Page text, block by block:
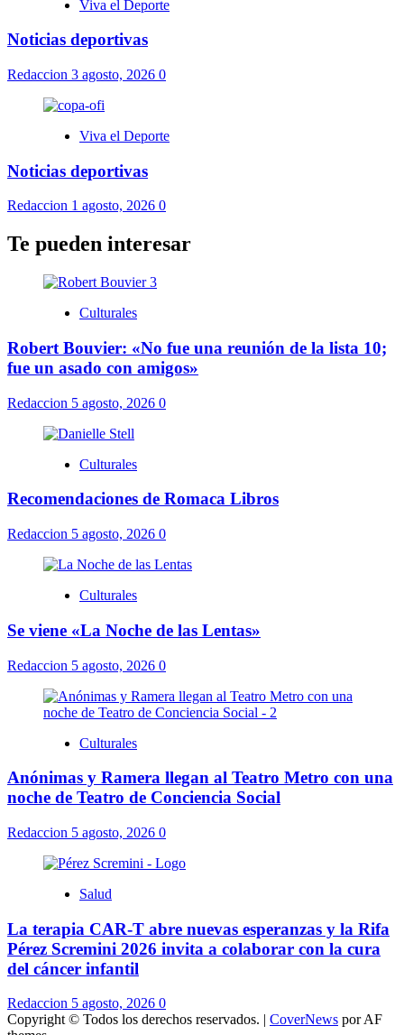
Viva el Deporte
Noticias deportivas
Redaccion 3 agosto, 2026 0
Viva el Deporte
Noticias deportivas
Redaccion 1 agosto, 2026 0
Te pueden interesar
Culturales
Robert Bouvier: «No fue una reunión de la lista 10;
fue un asado con amigos»
Redaccion 5 agosto, 2026 0
Culturales
Recomendaciones de Romaca Libros
Redaccion 5 agosto, 2026 0
Culturales
Se viene «La Noche de las Lentas»
Redaccion 5 agosto, 2026 0
Culturales
Anónimas y Ramera llegan al Teatro Metro con una
noche de Teatro de Conciencia Social
Redaccion 5 agosto, 2026 0
Salud
La terapia CAR-T abre nuevas esperanzas y la Rifa
Pérez Scremini 2026 invita a colaborar con la cura
del cáncer infantil
Redaccion 5 agosto, 2026 0
Copyright © Todos los derechos reservados. | CoverNews por AF